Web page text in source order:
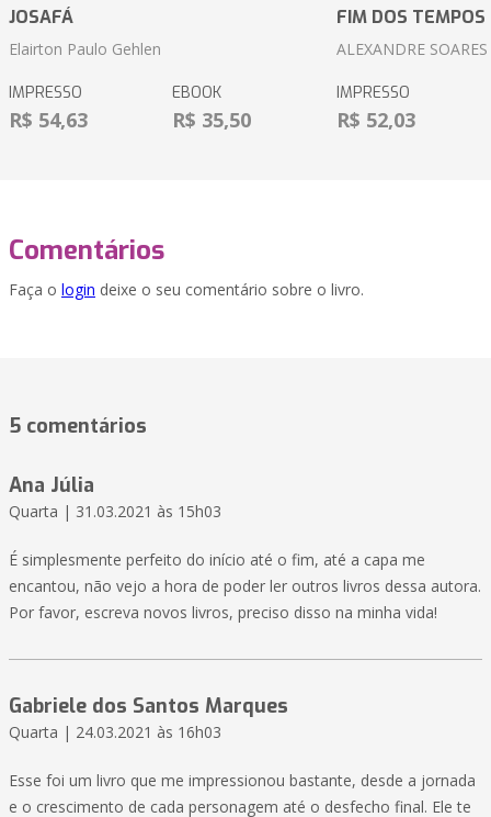
JOSAFÁ
Elairton Paulo Gehlen
IMPRESSO
R$ 54,63
EBOOK
R$ 35,50
FIM DOS TEMPOS
ALEXANDRE SOARES
IMPRESSO
R$ 52,03
Comentários
Faça o login deixe o seu comentário sobre o livro.
5 comentários
Ana Júlia
Quarta | 31.03.2021 às 15h03
É simplesmente perfeito do início até o fim, até a capa me
encantou, não vejo a hora de poder ler outros livros dessa autora.
Por favor, escreva novos livros, preciso disso na minha vida!
Gabriele dos Santos Marques
Quarta | 24.03.2021 às 16h03
Esse foi um livro que me impressionou bastante, desde a jornada
e o crescimento de cada personagem até o desfecho final. Ele te